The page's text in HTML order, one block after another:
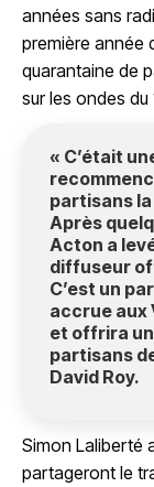
années sans
première année
quarantaine de
sur les ondes du
« C’était
partisans
Après
Acton a
diffuseur
C’est un
accrue aux
et offrira
partisans
David Roy.
Simon Laliberté
partageront le